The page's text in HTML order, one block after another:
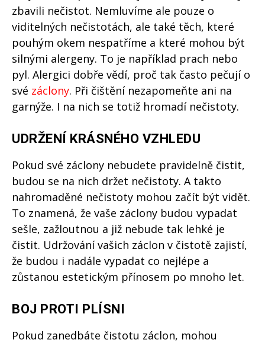
zbavili nečistot. Nemluvíme ale pouze o
viditelných nečistotách, ale také těch, které
pouhým okem nespatříme a které mohou být
silnými alergeny. To je například prach nebo
pyl. Alergici dobře vědí, proč tak často pečují o
své záclony. Při čištění nezapomeňte ani na
garnýže. I na nich se totiž hromadí nečistoty.
UDRŽENÍ KRÁSNÉHO VZHLEDU
Pokud své záclony nebudete pravidelně čistit,
budou se na nich držet nečistoty. A takto
nahromaděné nečistoty mohou začít být vidět.
To znamená, že vaše záclony budou vypadat
sešle, zažloutnou a již nebude tak lehké je
čistit. Udržování vašich záclon v čistotě zajistí,
že budou i nadále vypadat co nejlépe a
zůstanou estetickým přínosem po mnoho let.
BOJ PROTI PLÍSNI
Pokud zanedbáte čistotu záclon, mohou